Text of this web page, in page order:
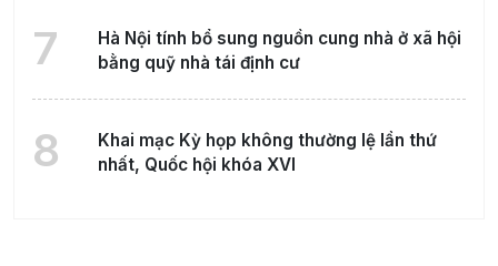
7
Hà Nội tính bổ sung nguồn cung nhà ở xã hội
bằng quỹ nhà tái định cư
8
Khai mạc Kỳ họp không thường lệ lần thứ
nhất, Quốc hội khóa XVI